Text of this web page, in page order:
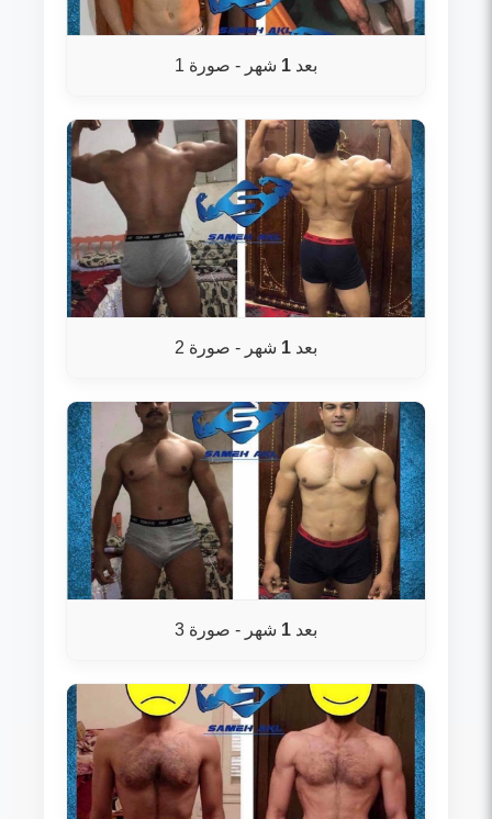
بعد 1 شهر - صورة 1
بعد 1 شهر - صورة 2
بعد 1 شهر - صورة 3